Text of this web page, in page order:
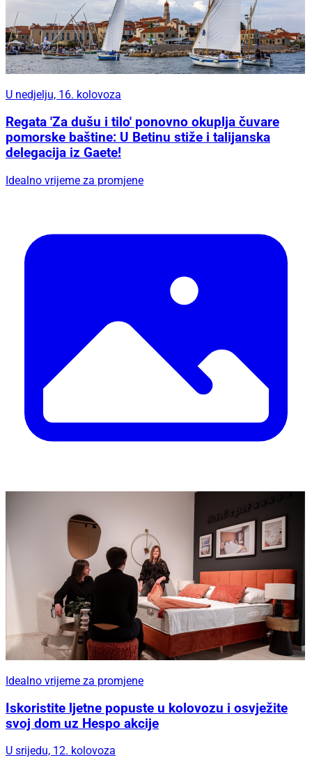
U nedjelju, 16. kolovoza
Regata 'Za dušu i tilo' ponovno okuplja čuvare
pomorske baštine: U Betinu stiže i talijanska
delegacija iz Gaete!
Idealno vrijeme za promjene
Idealno vrijeme za promjene
Iskoristite ljetne popuste u kolovozu i osvježite
svoj dom uz Hespo akcije
U srijedu, 12. kolovoza